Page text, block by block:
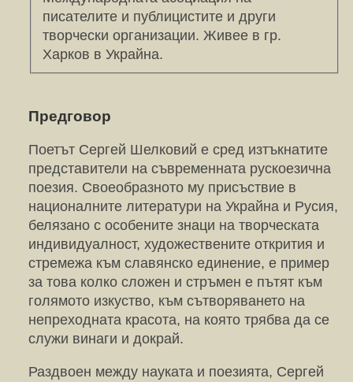
писателите и публицистите и други
творчески организации. Живее в гр.
Харков в Украйна.
Предговор
Поетът Сергей Шелковий е сред изтъкнатите
представители на съвременната рускоезична
поезия. Своеобразното му присъствие в
националните литератури на Украйна и Русия,
белязано с особените знаци на творческата
индивидуалност, художествените открития и
стремежа към славянско единение, е пример
за това колко сложен и стръмен е пътят към
голямото изкуство, към сътворяването на
непреходната красота, на която трябва да се
служи винаги и докрай.
Раздвоен между науката и поезията, Сергей